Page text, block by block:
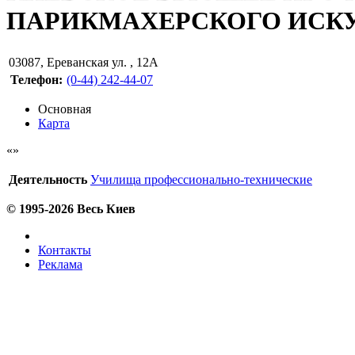
ПАРИКМАХЕРСКОГО
03087, Ереванская ул. , 12А
Телефон: (0-44) 242-44-07
Основная
Карта
Деятельность Училища профессионально-технические
© 1995-2026 Весь Киев
Контакты
Реклама